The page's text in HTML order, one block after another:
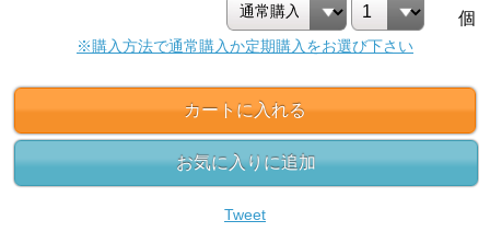
個
※購入方法で通常購入か定期購入をお選び下さい
カートに入れる
お気に入りに追加
Tweet